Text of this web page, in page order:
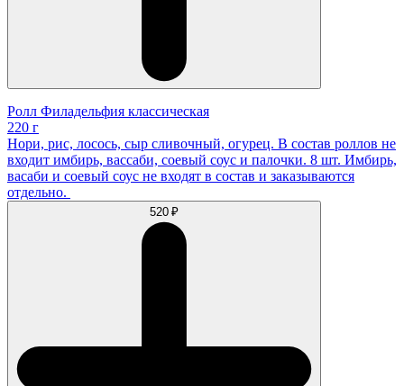
Ролл Филадельфия классическая
220 г
Нори, рис, лосось, сыр сливочный, огурец. В состав роллов не
входит имбирь, вассаби, соевый соус и палочки. 8 шт. Имбирь,
васаби и соевый соус не входят в состав и заказываются
отдельно.
520 ₽